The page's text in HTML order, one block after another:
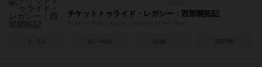
チケットトゥライド・レガシー：西部開拓記
2～5人 20～90分 10歳～ 2023年